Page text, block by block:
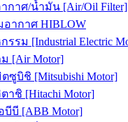
กาศ/น้ำมัน [Air/Oil Filter]
อากาศ HIBLOW
รม [Industrial Electric
[Air Motor]
ซูบิชิ [Mitsubishi Motor]
าชิ [Hitachi Motor]
บีบี [ABB Motor]